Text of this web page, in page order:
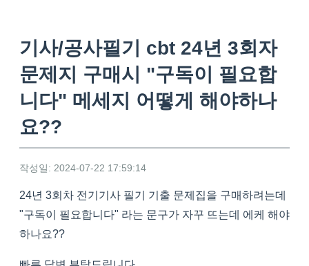
기사/공사필기 cbt 24년 3회자
문제지 구매시 "구독이 필요합
니다" 메세지 어떻게 해야하나
요??
작성일: 2024-07-22 17:59:14
24년 3회차 전기기사 필기 기출 문제집을 구매하려는데
"구독이 필요합니다" 라는 문구가 자꾸 뜨는데 에케 해야
하나요??